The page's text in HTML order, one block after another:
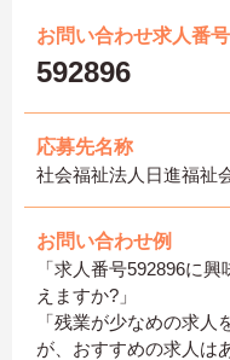
お問い合わせ求人番号
592896
応募先名称
社会福祉法人日進福祉
お問い合わせ例
「求人番号592896に
えますか?」
「残業が少なめの求
が、おすすめの求人は